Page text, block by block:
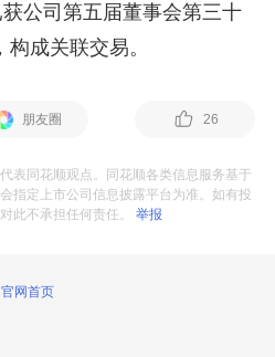
公司第五届董事会第三十
成关联交易。
朋友圈 26
表同花顺观点。同花顺各类信息服务基于
指定上市公司信息披露平台为准。如有投
此不承担任何责任。举报
官网首页